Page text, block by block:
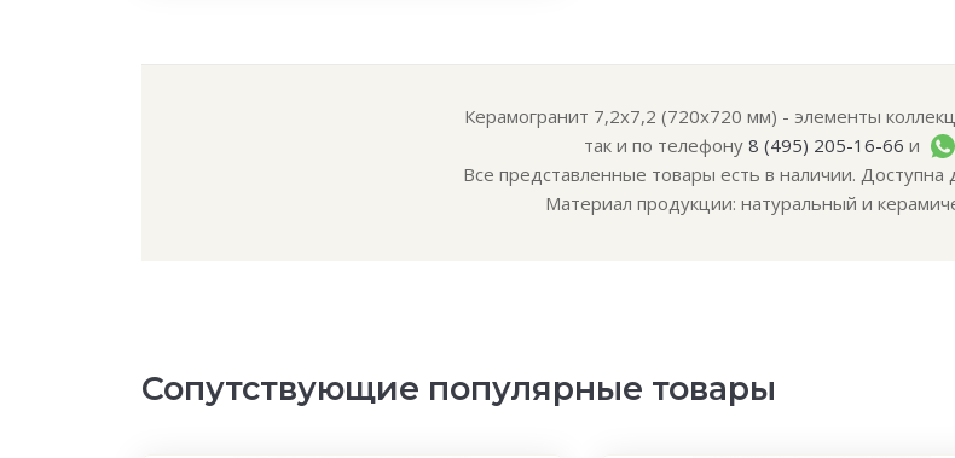
Керамогранит 7,2x7,2 (720x720 мм) - элементы
так и по телефону 8 (495) 205-16-66 и
Все представленные товары есть в наличии. Доступна
Материал продукции: натуральный и
Сопутствующие популярные товары